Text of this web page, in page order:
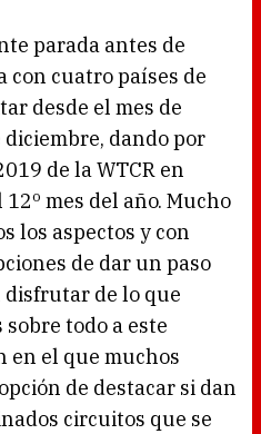
parada antes de
con cuatro países de
desde el mes de
dando por
de la WTCR en
mes del año. Mucho
los aspectos y con
de dar un paso
de lo que
todo a este
en el que muchos
de destacar si dan
circuitos que se